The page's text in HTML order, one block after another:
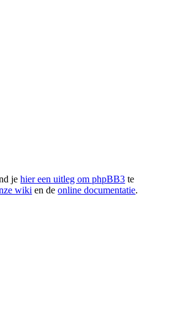
jehier een uitleg om phpBB3 te
wiki en deonline documentatie.